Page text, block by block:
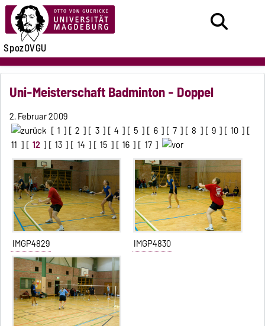
SpozOVGU
Uni-Meisterschaft Badminton - Doppel
2. Februar 2009
[ 1 ] [ 2 ] [ 3 ] [ 4 ] [ 5 ] [ 6 ] [ 7 ] [ 8 ] [ 9 ] [ 10 ] [
11 ] [ 12 ] [ 13 ] [ 14 ] [ 15 ] [ 16 ] [ 17 ]
IMGP4829 IMGP4830